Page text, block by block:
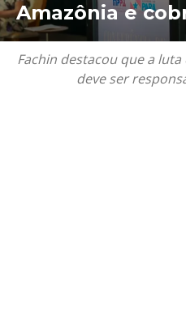
Amazônia e
Fachin destacou que a
deve ser